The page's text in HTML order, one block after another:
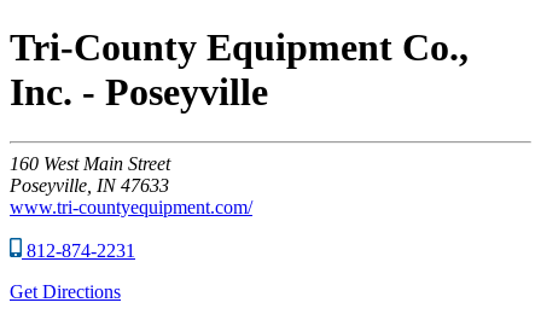
Tri-County Equipment Co.,
Inc. - Poseyville
160 West Main Street
Poseyville, IN 47633
www.tri-countyequipment.com/
812-874-2231
Get Directions